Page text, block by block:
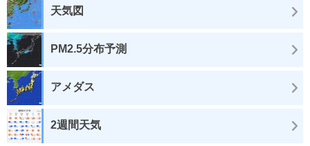
天気図
PM2.5分布予測
アメダス
2週間天気